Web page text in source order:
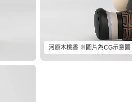
河原木桃香 ※圖片為CG示意圖